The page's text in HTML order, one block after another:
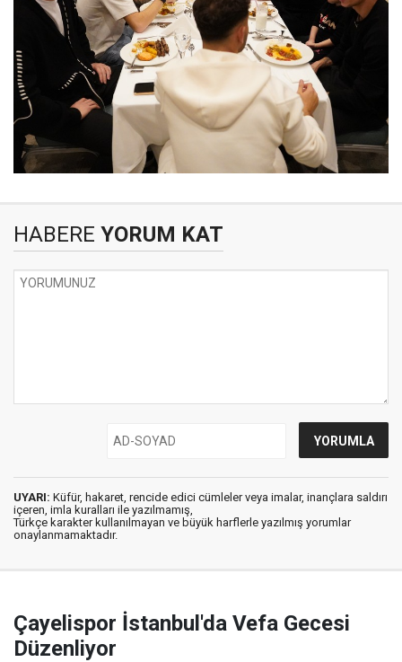
HABERE YORUM KAT
UYARI: Küfür, hakaret, rencide edici cümleler veya imalar, inançlara saldırı
içeren, imla kuralları ile yazılmamış,
Türkçe karakter kullanılmayan ve büyük harflerle yazılmış yorumlar
onaylanmamaktadır.
Çayelispor İstanbul'da Vefa Gecesi
Düzenliyor